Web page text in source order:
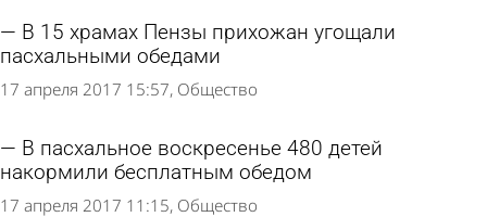
В 15 храмах Пензы прихожан угощали
пасхальными обедами
17 апреля 2017 15:57 Общество
В пасхальное воскресенье 480 детей
накормили бесплатным обедом
17 апреля 2017 11:15 Общество